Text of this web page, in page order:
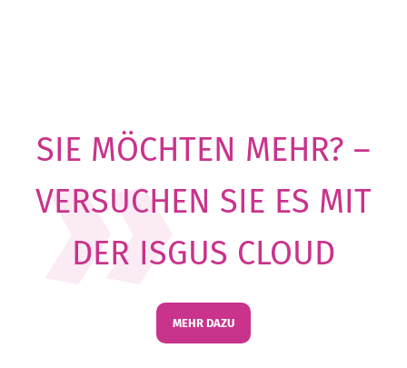
SIE MÖCHTEN MEHR? –
VERSUCHEN SIE ES MIT
DER ISGUS CLOUD
MEHR DAZU